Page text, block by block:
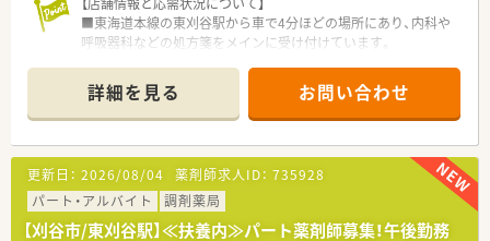
■東海道本線の東刈谷駅から車で4分ほどの場所にあり、内科や
呼吸器科などの処方箋をメインに受け付けています。
り、無理のないペースで患者様とじっくり向き合うことが可能で
す。
■薬剤師は正社員が2名とパートが1名在籍しており、常時1名か
ら2名体制に加えて事務スタッフも配置され手厚い人員体制で
す。
【法人特徴について】
■愛知県内を中心に地域密着型の薬局を展開しており、患者様の
詳細を見る お問い合わせ
更新日： 2026/08/04 薬剤師求人ID： 735928
パート・アルバイト
調剤薬局
【刈谷市/東刈谷駅】≪扶養内≫パート薬剤師募集！午後勤務